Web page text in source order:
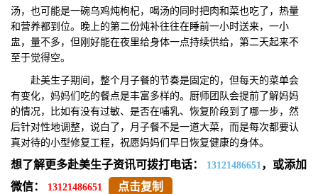
汤，也可能是一碗乌鸡炖枸杞，喝汤的同时把肉和菜也吃了，热量
和营养都到位。晚上的第二份炖补往往在睡前一小时送来，一小
盅，量不多，但刚好能在夜里给身体一点持续供给，第二天起来不
至于觉得空。
赴美生子期间，整个月子餐的节奏是固定的，但每天的菜单会
有变化，妈妈们吃的餐点是丰富多样的。厨师团队会提前了解妈妈
的情况，比如有没有过敏、是否在哺乳、恢复阶段到了哪一步，然
后针对性地调整，说白了，月子餐不是一道大菜，而是每次都要认
真对待的小型修复工程，祝愿妈妈们早日恢复健康的身体。
想了解更多赴美生子资讯可拨打电话： 13121486651，或添加
微信：
13121486651 点击复制